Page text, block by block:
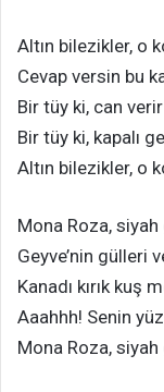
Altın bilezikler, o
Cevap versin bu
Bir tüy ki, can
Bir tüy ki, kapalı
Altın bilezikler, o
Mona Roza,
Geyve’nin gülleri
Kanadı kırık kuş
Aaahhh! Senin
Mona Roza, siyah